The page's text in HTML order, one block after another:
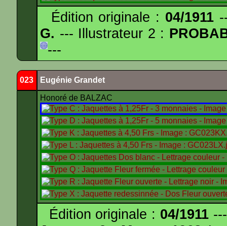
Édition originale : 04/1911
G. --- Illustrateur 2 :
---
023 Eugénie Grandet
Honoré de BALZAC
Édition originale : 04/1911